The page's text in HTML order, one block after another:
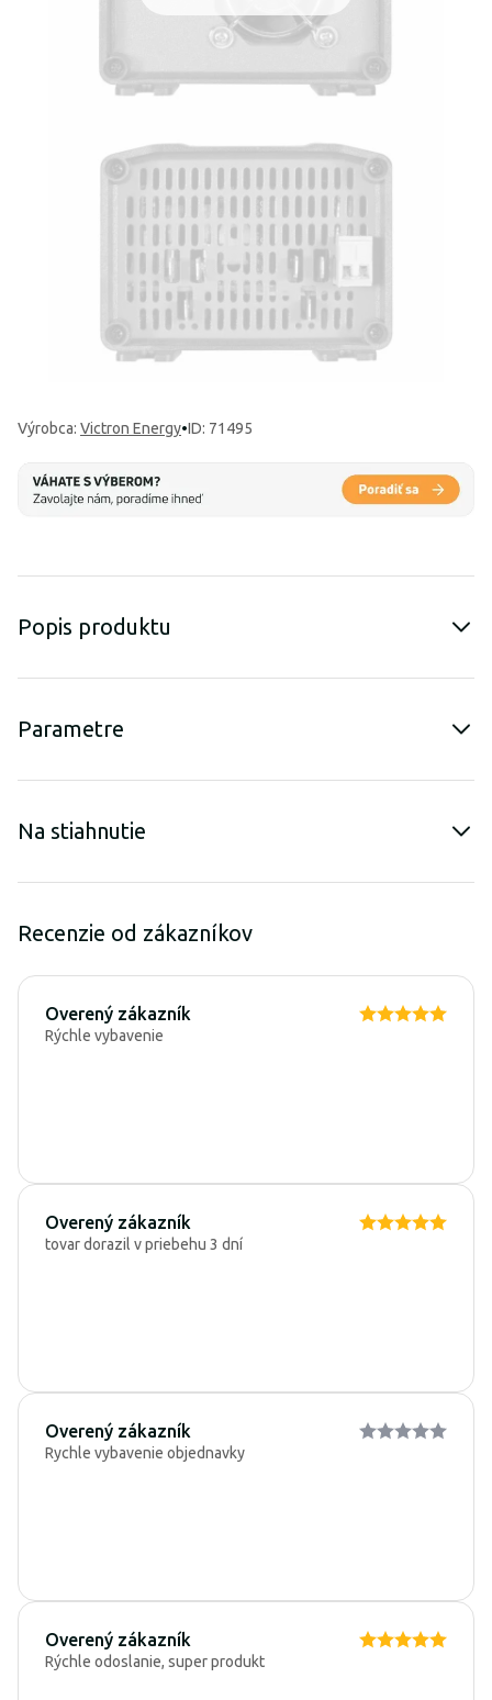
Výrobca: Victron Energy•ID: 71495
Popis produktu
Parametre
Na stiahnutie
Recenzie od zákazníkov
Overený zákazník
Rýchle vybavenie
Overený zákazník
tovar dorazil v priebehu 3 dní
Overený zákazník
Rychle vybavenie objednavky
Overený zákazník
Rýchle odoslanie, super produkt